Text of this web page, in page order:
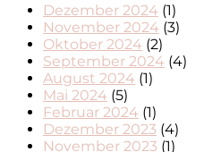
Dezember 2024 (1)
November 2024 (3)
Oktober 2024 (2)
September 2024 (4)
August 2024 (1)
Mai 2024 (5)
Februar 2024 (1)
Dezember 2023 (4)
November 2023 (1)